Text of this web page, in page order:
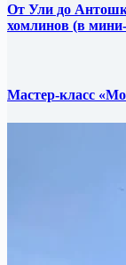
От Ули до
хомлинов (в
Мастер-класс